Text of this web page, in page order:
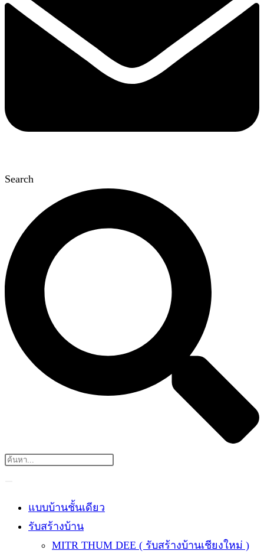
Search
แบบบ้านชั้นเดียว
รับสร้างบ้าน
MITR THUM DEE ( รับสร้างบ้านเชียงใหม่ )